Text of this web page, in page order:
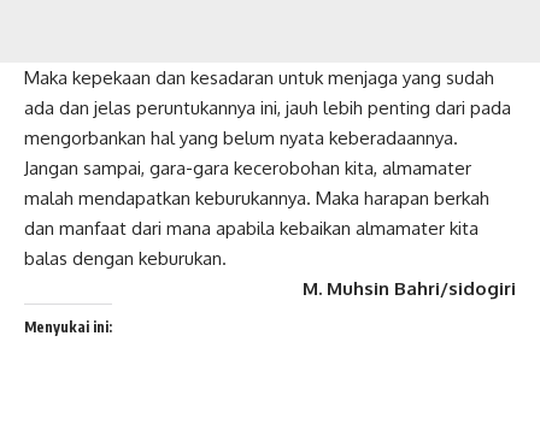
Maka kepekaan dan kesadaran untuk menjaga yang sudah
ada dan jelas peruntukannya ini, jauh lebih penting dari pada
mengorbankan hal yang belum nyata keberadaannya.
Jangan sampai, gara-gara kecerobohan kita, almamater
malah mendapatkan keburukannya. Maka harapan berkah
dan manfaat dari mana apabila kebaikan almamater kita
balas dengan keburukan.
M. Muhsin Bahri/sidogiri
Menyukai ini: